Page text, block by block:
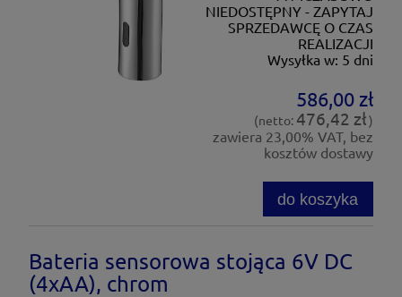
NIEDOSTĘPNY - ZAPYTAJ
SPRZEDAWCĘ O CZAS
REALIZACJI
Wysyłka w: 5 dni
586,00 zł
(netto: 476,42 zł)
zawiera 23,00% VAT, bez
kosztów dostawy
do koszyka
Bateria sensorowa stojąca 6V DC
(4xAA), chrom